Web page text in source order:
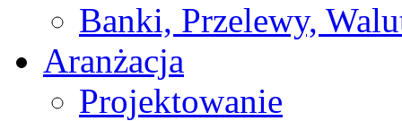
Banki, Przelewy,
Aranżacja
Projektowanie